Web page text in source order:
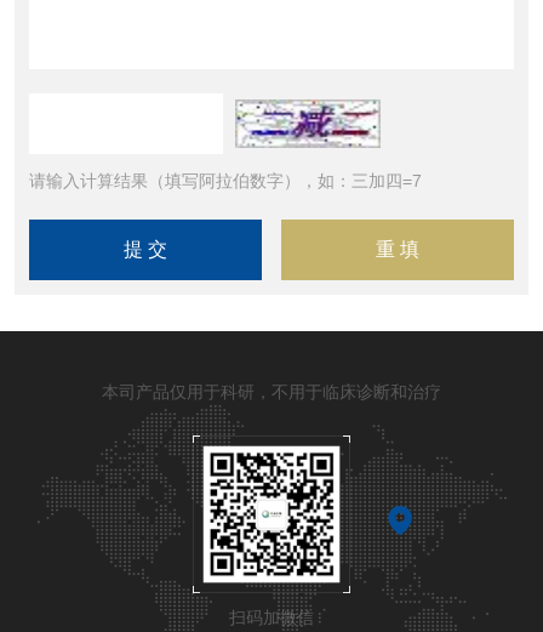
请输入计算结果（填写阿拉伯数字），如：三加四=7
本司产品仅用于科研，不用于临床诊断和治疗
扫码加微信